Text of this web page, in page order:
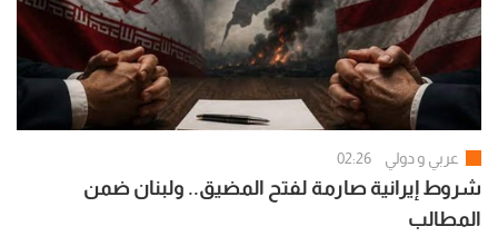
عربي و دولي 02:26
شروط إيرانية صارمة لفتح المضيق.. ولبنان ضمن
المطالب